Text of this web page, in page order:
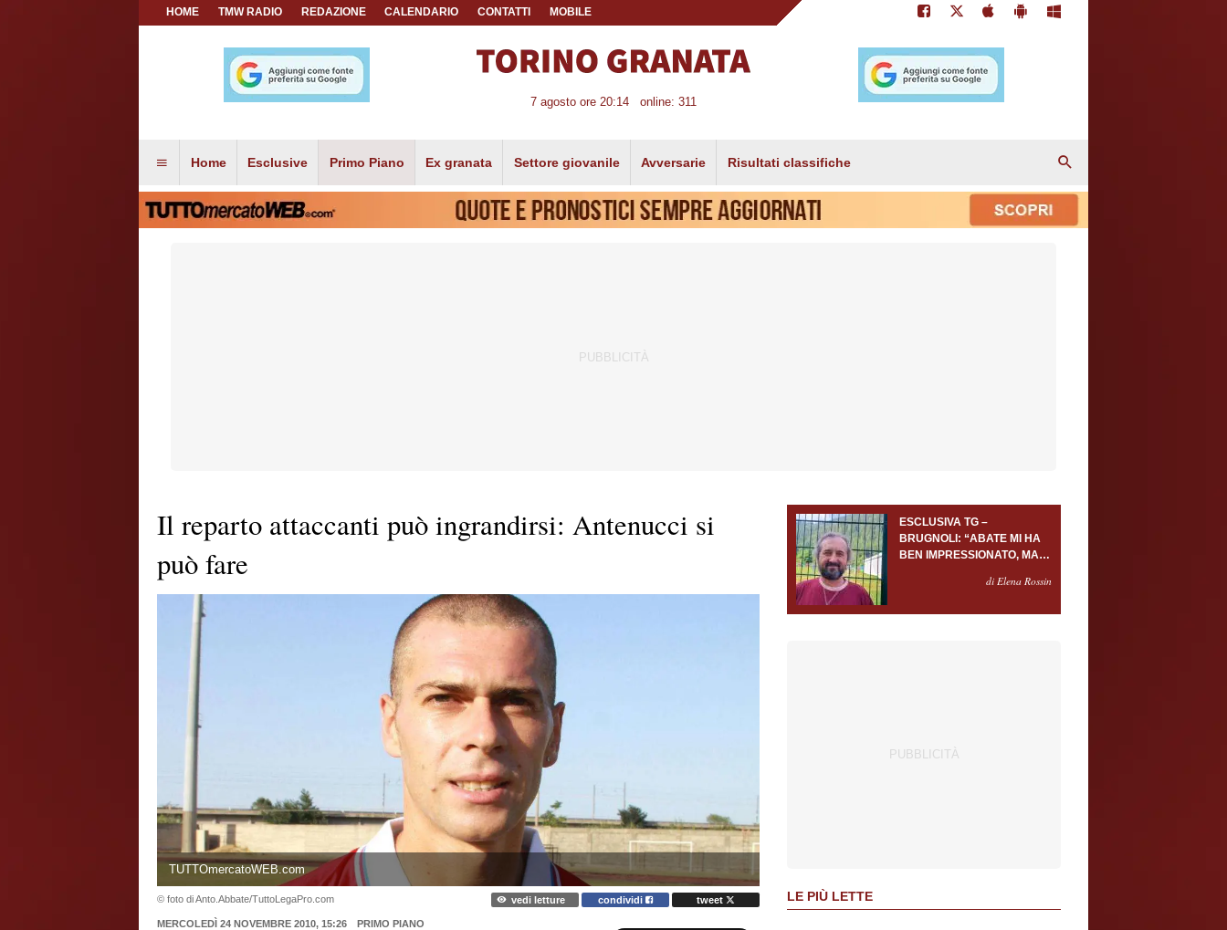
HOME TMW RADIO REDAZIONE CALENDARIO CONTATTI MOBILE
7 agosto ore 20:14 online: 311
Home Esclusive Primo Piano Ex granata Settore giovanile Avversarie Risultati classifiche
Il reparto attaccanti può ingrandirsi: Antenucci si
può fare
TUTTOmercatoWEB.com
© foto di Anto.Abbate/TuttoLegaPro.com vedi letture condividi tweet
MERCOLEDÌ 24 NOVEMBRE 2010, 15:26
PRIMO PIANO
ESCLUSIVA TG –
BRUGNOLI: “ABATE MI HA
BEN IMPRESSIONATO, MA
PORTIERE SERVONOdi Elena Rossin
LE PIÙ LETTE